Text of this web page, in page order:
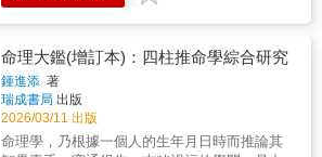
命理大鑑(增訂本)：四柱推命學綜合研究
鍾進添 著
瑞成書局 出版
2026/03/11 出版
命理學，乃根據一個人的生年月日時而推論其